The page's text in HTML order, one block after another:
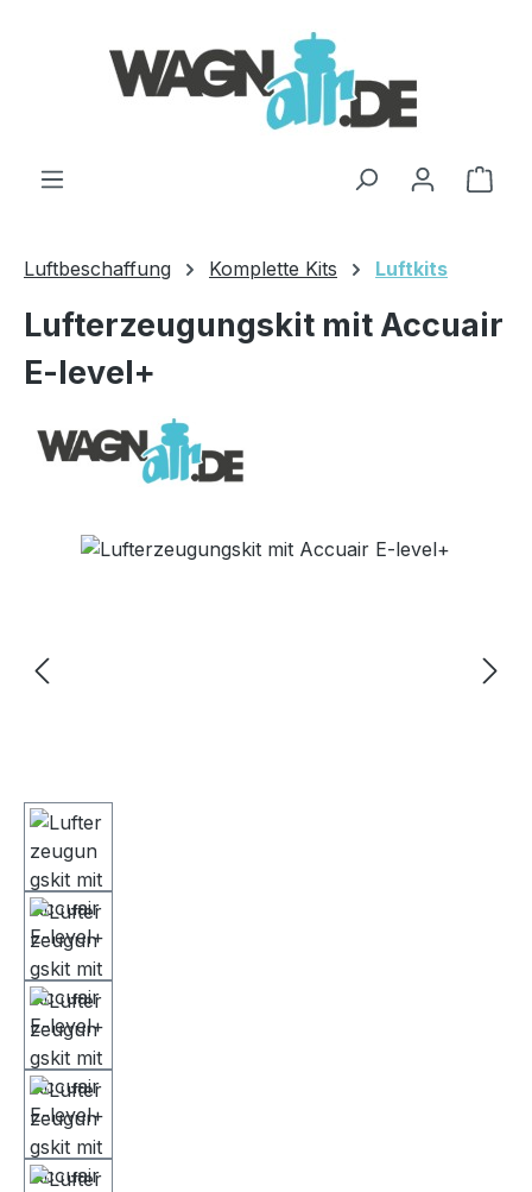
Luftbeschaffung Komplette Kits Luftkits
Lufterzeugungskit mit Accuair
E-level+
Bildergalerie überspringen